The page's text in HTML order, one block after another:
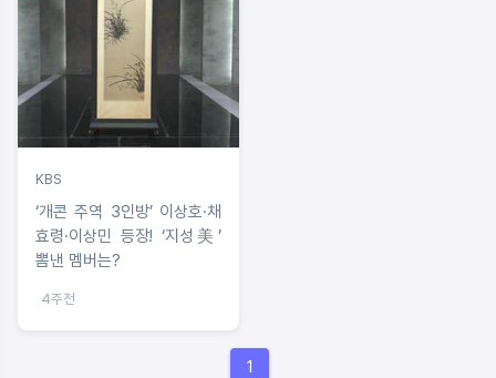
KBS
‘개콘 주역 3인방’ 이상호·채
효령·이상민 등장! ‘지성美’
뽐낸 멤버는?
4주전
1